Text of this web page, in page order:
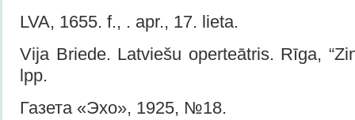
LVA, 1655. f., . apr., 17. lieta.
Vija Briede. Latviešu operteātris. Rīga,
lpp.
Газета «Эхо», 1925, №18.